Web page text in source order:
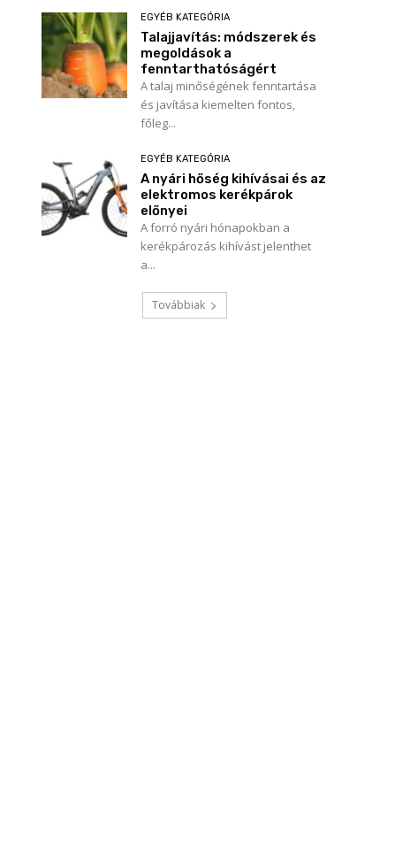
EGYÉB KATEGÓRIA
Talajjavítás: módszerek és
megoldások a
fenntarthatóságért
A talaj minőségének fenntartása
és javítása kiemelten fontos,
főleg...
EGYÉB KATEGÓRIA
A nyári hőség kihívásai és az
elektromos kerékpárok
előnyei
A forró nyári hónapokban a
kerékpározás kihívást jelenthet
a...
Továbbiak